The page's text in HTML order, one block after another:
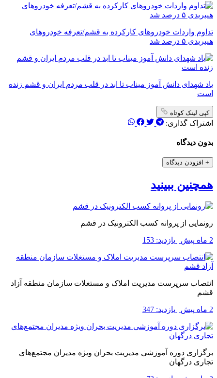
تداوم واردات خودروهای کارکرده به قشم/تعرفه خودروهای
هیبریدی ۵ درصد شد
یاد شهدای دانش آموز میناب تا ابد در قلب مردم ایران و قشم زنده
است
کپی لینک کوتاه
اشتراک گذاری:
بدون دیدگاه
+ افزودن دیدگاه
همچنین ببینید
رونمایی از پروانه کسب الکترونیک در قشم
2 ماه پیش | بازدید: 153
انتصاب سرپرست مدیریت املاک و مستغلات سازمان منطقه آزاد
قشم
2 ماه پیش | بازدید: 347
برگزاری دوره آموزشی مدیریت بحران ویژه مدیران مجتمع‌های
تجاری درگهان